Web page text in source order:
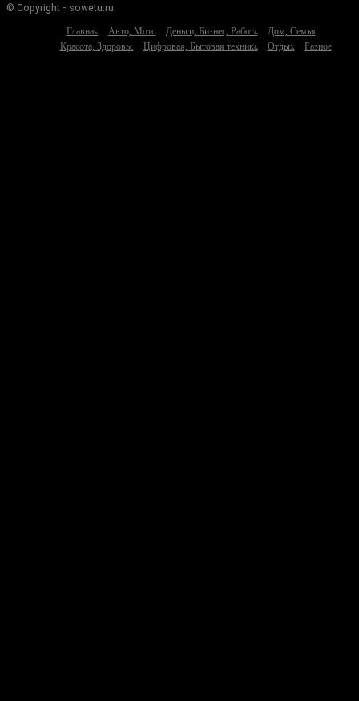
© Copyright - sowetu.ru
Главная
Авто, Мото Деньги, Бизнес, Работа
Дом, Семья
Красота, Здоровье
Цифровая, Бытовая техника Отдых Разное